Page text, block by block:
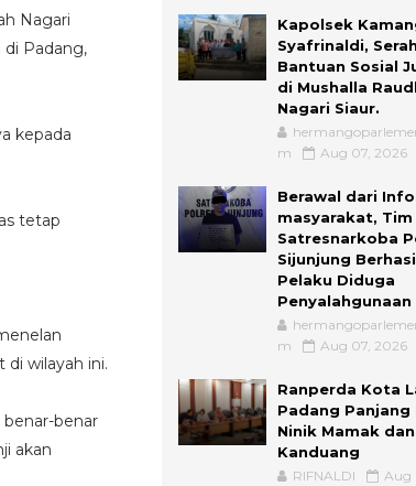
Nagari
di Padang,
kepada
tetap
di wilayah ini.
benar
akan
Kapolsek
Syafrinaldi,
Bantuan Sosial
di Mushalla
Nagari Siaur.
m
Aug 07, 2026
Berawal dari
masyarakat, Tim
Satresnarkoba
Sijunjung
Pelaku Diduga
m
Aug 07, 2026
Ranperda Kota
Padang Panjang
Ninik Mamak
Kanduang
RIFNALDI Aug